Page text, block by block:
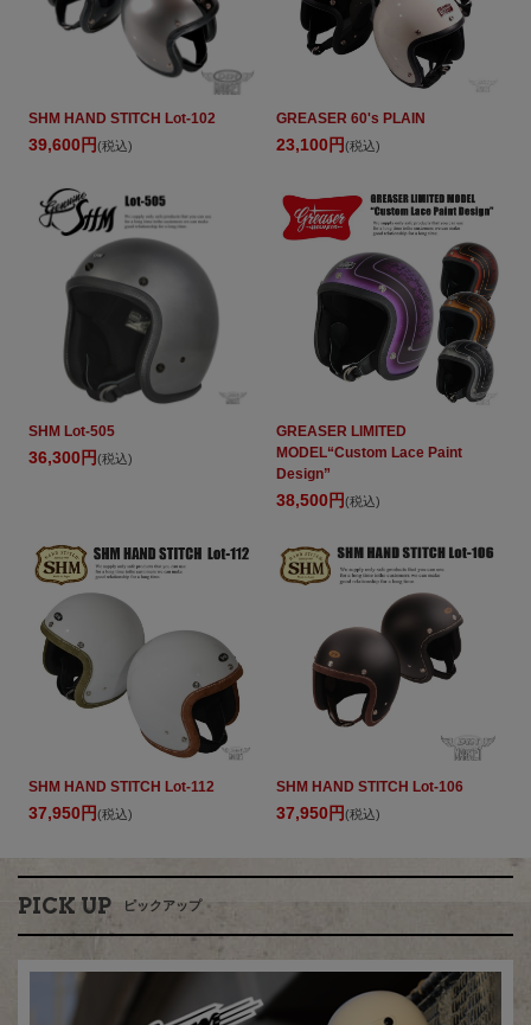
PICK UP ピックアップ
SHM HAND STITCH Lot-102
39,600円(税込)
GREASER 60's PLAIN
23,100円(税込)
SHM Lot-505
36,300円(税込)
GREASER LIMITED
MODEL“Custom Lace Paint
Design”
38,500円(税込)
SHM HAND STITCH Lot-112
37,950円(税込)
SHM HAND STITCH Lot-106
37,950円(税込)